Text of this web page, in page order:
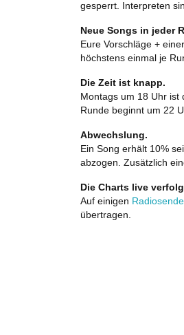
gesperrt. Interpreten
Neue Songs in jeder
Eure Vorschläge +
höchstens einmal je
Die Zeit ist knapp.
Montags um 18 Uhr ist
Runde beginnt um 22
Abwechslung.
Ein Song erhält 10%
abzogen. Zusätzlich
Die Charts live
Auf einigen
übertragen.